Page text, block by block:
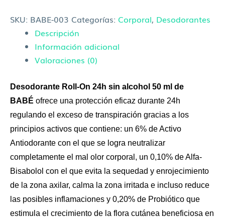
SKU: BABE-003 Categorías: Corporal, Desodorantes
Descripción
Información adicional
Valoraciones (0)
Desodorante Roll-On 24h sin alcohol 50 ml de
BABÉ ofrece una protección eficaz durante 24h
regulando el exceso de transpiración gracias a los
principios activos que contiene: un 6% de Activo
Antiodorante con el que se logra neutralizar
completamente el mal olor corporal, un 0,10% de Alfa-
Bisabolol con el que evita la sequedad y enrojecimiento
de la zona axilar, calma la zona irritada e incluso reduce
las posibles inflamaciones y 0,20% de Probiótico que
estimula el crecimiento de la flora cutánea beneficiosa en